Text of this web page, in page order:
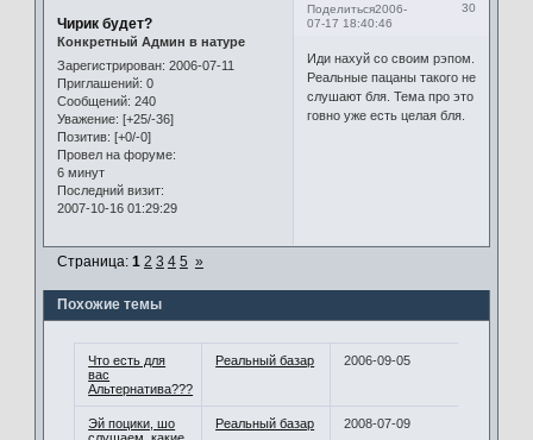
Поделиться 30
2006-
07-17 18:40:46
Чирик будет?
Конкретный Админ в натуре
Зарегистрирован: 2006-07-11
Приглашений: 0
Сообщений: 240
Уважение: [+25/-36]
Позитив: [+0/-0]
Провел на форуме:
6 минут
Последний визит:
2007-10-16 01:29:29
Иди нахуй со своим рэпом.
Реальные пацаны такого не
слушают бля. Тема про это
говно уже есть целая бля.
Страница: 1 2 3 4 5 »
Похожие темы
Что есть для
вас
Альтернатива???
Реальный базар 2006-09-05
Эй поцики, шо
Реальный базар 2008-07-09